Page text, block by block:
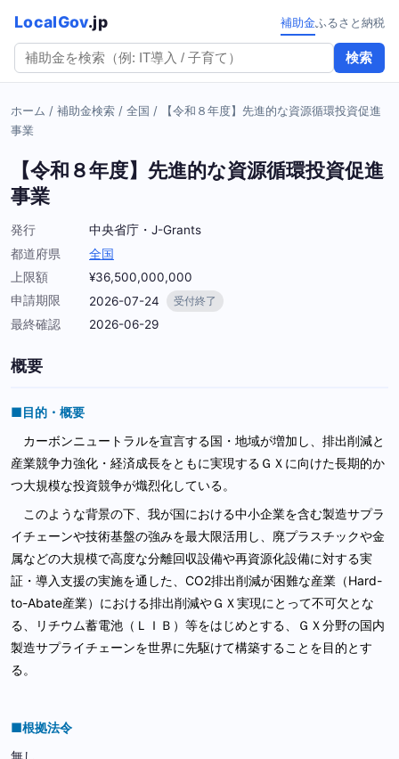
LocalGov.jp
検索
補助金ふるさと納税
ホーム / 補助金検索 / 全国 /
【令和８年度】先進的な資源循環投資促進
事業
【令和８年度】先進的な資源循環投資促進
事業
発行
中央省庁・J-Grants
都道府県
全国
上限額
¥36,500,000,000
申請期限
2026-07-24 受付終了
最終確認 2026-06-29
概要
■目的・概要
カーボンニュートラルを宣言する国・地域が増加し、排出削減と
産業競争力強化・経済成長をともに実現するＧＸに向けた長期的か
つ大規模な投資競争が熾烈化している。
このような背景の下、我が国における中小企業を含む製造サプラ
イチェーンや技術基盤の強みを最大限活用し、廃プラスチックや金
属などの大規模で高度な分離回収設備や再資源化設備に対する実
証・導入支援の実施を通した、CO2排出削減が困難な産業（Hard-
to-Abate産業）における排出削減やＧＸ実現にとって不可欠とな
る、リチウム蓄電池（ＬＩＢ）等をはじめとする、ＧＸ分野の国内
製造サプライチェーンを世界に先駆けて構築することを目的とす
る。
■根拠法令
無し